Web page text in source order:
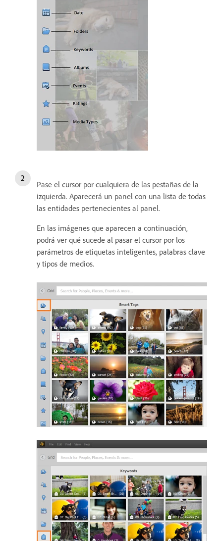
Pase el cursor por cualquiera de las pestañas de la
izquierda. Aparecerá un panel con una lista de todas
las entidades pertenecientes al panel.
En las imágenes que aparecen a continuación,
podrá ver qué sucede al pasar el cursor por los
parámetros de etiquetas inteligentes, palabras clave
y tipos de medios.